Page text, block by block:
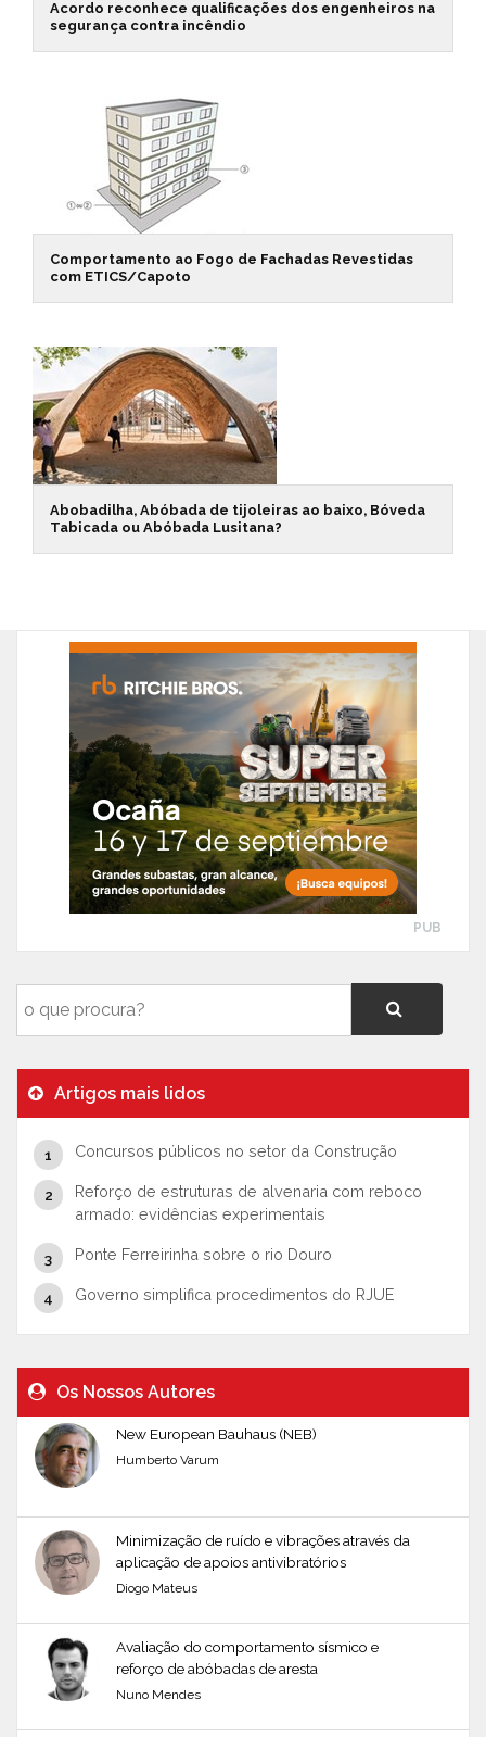
Acordo reconhece qualificações dos engenheiros na
segurança contra incêndio
Comportamento ao Fogo de Fachadas Revestidas
com ETICS/Capoto
Abobadilha, Abóbada de tijoleiras ao baixo, Bóveda
Tabicada ou Abóbada Lusitana?
PUB
Artigos mais lidos
Concursos públicos no setor da Construção
Reforço de estruturas de alvenaria com reboco
armado: evidências experimentais
Ponte Ferreirinha sobre o rio Douro
Governo simplifica procedimentos do RJUE
Os Nossos Autores
New European Bauhaus (NEB)
Humberto Varum
Minimização de ruído e vibrações através da
aplicação de apoios antivibratórios
Diogo Mateus
Avaliação do comportamento sísmico e
reforço de abóbadas de aresta
Nuno Mendes